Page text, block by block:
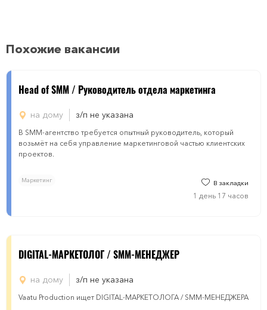
Похожие вакансии
Head of SMM / Руководитель отдела маркетинга
на дому з/п не указана
В SMM-агентство требуется опытный руководитель, который
возьмёт на себя управление маркетинговой частью клиентских
проектов.
Маркетинг В закладки
1 день 17 часов
DIGITAL-МАРКЕТОЛОГ / SMM-МЕНЕДЖЕР
на дому з/п не указана
Vaatu Production ищет DIGITAL-МАРКЕТОЛОГА / SMM-МЕНЕДЖЕРА